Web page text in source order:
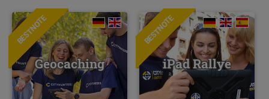
BESTNOTE
Geocaching
BESTNOTE
iPad Rallye